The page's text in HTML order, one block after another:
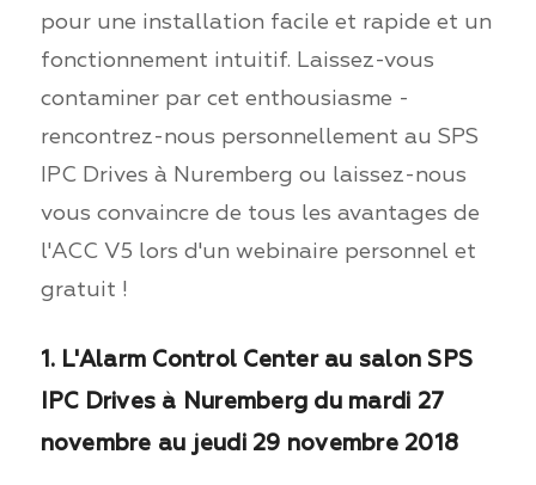
pour une installation facile et rapide et un
fonctionnement intuitif. Laissez-vous
contaminer par cet enthousiasme -
rencontrez-nous personnellement au SPS
IPC Drives à Nuremberg ou laissez-nous
vous convaincre de tous les avantages de
l'ACC V5 lors d'un webinaire personnel et
gratuit !
1. L'Alarm Control Center au salon SPS
IPC Drives à Nuremberg du mardi 27
novembre au jeudi 29 novembre 2018